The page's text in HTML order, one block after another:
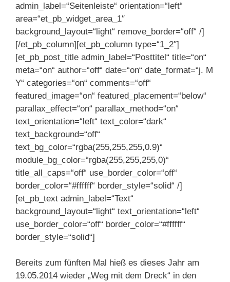
admin_label=“Seitenleiste“ orientation=“left“
area=“et_pb_widget_area_1″
background_layout=“light“ remove_border=“off“ /]
[/et_pb_column][et_pb_column type=“1_2″]
[et_pb_post_title admin_label=“Posttitel“ title=“on“
meta=“on“ author=“off“ date=“on“ date_format=“j. M
Y“ categories=“on“ comments=“off“
featured_image=“on“ featured_placement=“below“
parallax_effect=“on“ parallax_method=“on“
text_orientation=“left“ text_color=“dark“
text_background=“off“
text_bg_color=“rgba(255,255,255,0.9)“
module_bg_color=“rgba(255,255,255,0)“
title_all_caps=“off“ use_border_color=“off“
border_color=“#ffffff“ border_style=“solid“ /]
[et_pb_text admin_label=“Text“
background_layout=“light“ text_orientation=“left“
use_border_color=“off“ border_color=“#ffffff“
border_style=“solid“]
Bereits zum fünften Mal hieß es dieses Jahr am
19.05.2014 wieder „Weg mit dem Dreck“ in den